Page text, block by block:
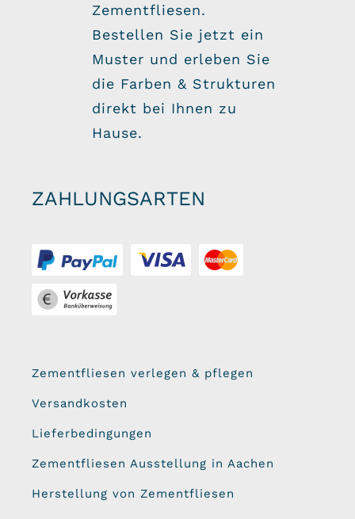
Zementfliesen verlegen & pflegen
Versandkosten
Lieferbedingungen
Zementfliesen Ausstellung in Aachen
Herstellung von Zementfliesen
Zementfliesen.
Bestellen Sie jetzt ein
Muster und erleben Sie
die Farben & Strukturen
direkt bei Ihnen zu
Hause.
ZAHLUNGSARTEN